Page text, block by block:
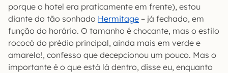
porque o hotel era praticamente em frente), estou
diante do tão sonhado Hermitage – já fechado, em
função do horário. O tamanho é chocante, mas o estilo
rococó do prédio principal, ainda mais em verde e
amarelo!, confesso que decepcionou um pouco. Mas o
importante é o que está lá dentro, disse eu, enquanto